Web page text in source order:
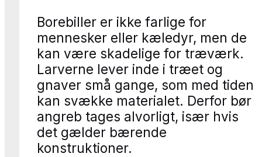
Borebiller er ikke farlige for
mennesker eller kæledyr, men de
kan være skadelige for træværk.
Larverne lever inde i træet og
gnaver små gange, som med tiden
kan svække materialet. Derfor bør
angreb tages alvorligt, især hvis
det gælder bærende
konstruktioner.